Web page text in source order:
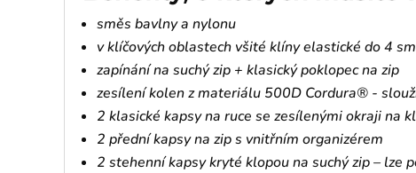
směs bavlny a nylonu
v klíčových oblastech všité klíny elastické do 4
zapínání na suchý zip + klasický poklopec na zip
zesílení kolen z materiálu 500D Cordura® -
2 klasické kapsy na ruce se zesílenými okraji na
2 přední kapsy na zip s vnitřním organizérem
2 stehenní kapsy kryté klopou na suchý zip – lze